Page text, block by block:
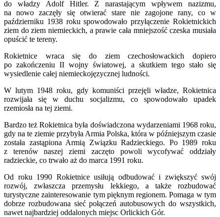
do władzy Adolf Hitler. Z narastającym wpływem nazizmu,
na nowo zaczęły się otwierać stare nie zagojone rany, co w
październiku 1938 roku spowodowało przyłączenie Rokietnickich
ziem do ziem niemieckich, a prawie cała mniejszość czeska musiała
opuścić te tereny.
Rokietnice wraca się do ziem czechosłowackich dopiero
po zakończeniu II wojny światowej, a skutkiem tego stało się
wysiedlenie całej niemieckojęzycznej ludności.
W lutym 1948 roku, gdy komuniści przejęli władze, Rokietnica
rozwijała się w duchu socjalizmu, co spowodowało upadek
rzemiosła na tej ziemi.
Bardzo też Rokietnica była doświadczona wydarzeniami 1968 roku,
gdy na te ziemie przybyła Armia Polska, która w późniejszym czasie
została zastąpiona Armią Związku Radzieckiego. Po 1989 roku
z terenów naszej ziemi zaczęto powoli wycofywać oddziały
radzieckie, co trwało aż do marca 1991 roku.
Od roku 1990 Rokietnice usiłują odbudować i zwiększyć swój
rozwój, zwłaszcza przemysłu lekkiego, a także rozbudować
turystyczne zainteresowanie tym pięknym regionem. Pomaga w tym
dobrze rozbudowana sieć połączeń autobusowych do wszystkich,
nawet najbardziej oddalonych miejsc Orlickich Gór.